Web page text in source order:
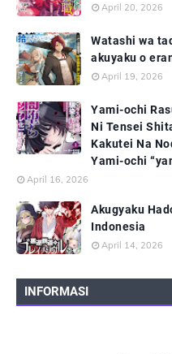
April 20, 2026
Watashi wa
akuyaku o
April 19, 2026
Yami-ochi
Ni Tensei
Kakutei Na
Yami-ochi
April 16, 2026
Akugyaku
Indonesia
April 14, 2026
INFORMASI